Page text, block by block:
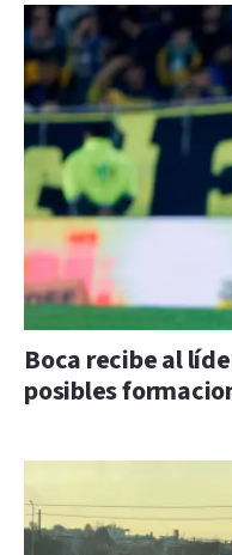
Boca recibe al
posibles